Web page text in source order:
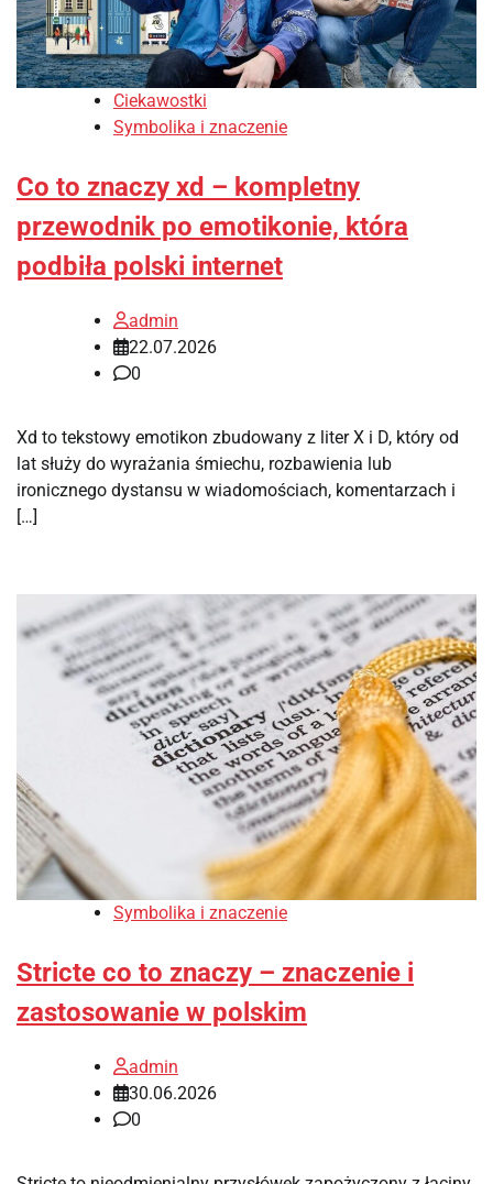
Ciekawostki
Symbolika i znaczenie
Co to znaczy xd – kompletny
przewodnik po emotikonie, która
podbiła polski internet
admin
22.07.2026
0
Xd to tekstowy emotikon zbudowany z liter X i D, który od
lat służy do wyrażania śmiechu, rozbawienia lub
ironicznego dystansu w wiadomościach, komentarzach i
[…]
Symbolika i znaczenie
Stricte co to znaczy – znaczenie i
zastosowanie w polskim
admin
30.06.2026
0